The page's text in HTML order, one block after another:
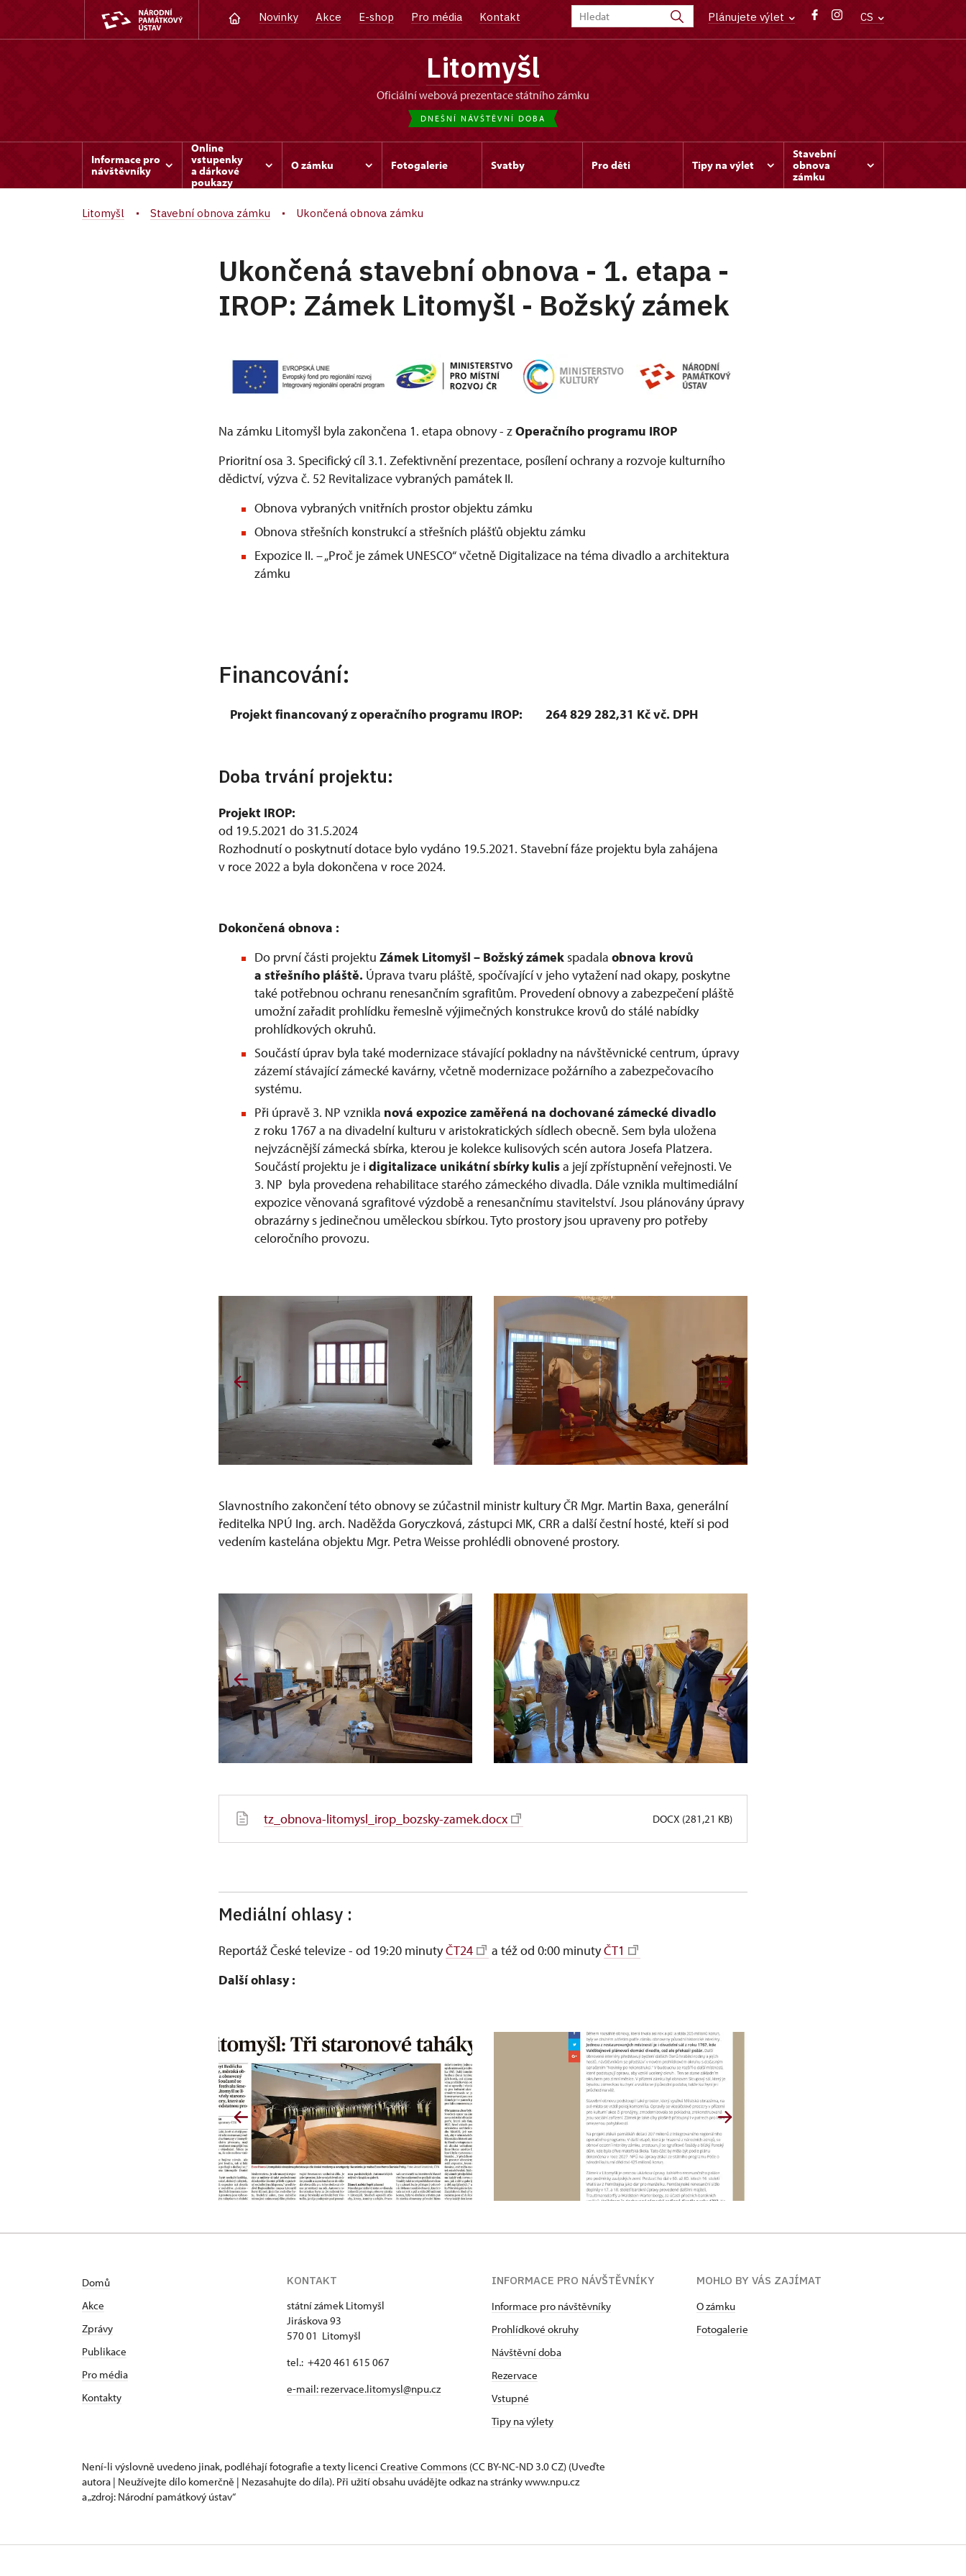
Novinky Akce E-shop Pro média Kontakt Plánujete výlet CS
Litomyšl
oficiální webová prezentace státního zámku
DNEŠNÍ NÁVŠTĚVNÍ DOBA
Informace pro
návštěvníky
Online
vstupenky
a dárkové
poukazy
O zámku Fotogalerie Svatby Pro děti Tipy na výlet
Stavební
obnova
zámku
Litomyšl Stavební obnova zámku Ukončená obnova zámku
Ukončená stavební obnova - 1. etapa -
IROP: Zámek Litomyšl - Božský zámek
Na zámku Litomyšl byla zakončena 1. etapa obnovy - zOperačního programu IROP
Prioritní osa 3. Specifický cíl 3.1. Zefektivnění prezentace, posílení ochrany a rozvoje kulturního
dědictví, výzva č. 52 Revitalizace vybraných památek II.
Obnova vybraných vnitřních prostor objektu zámku
Obnova střešních konstrukcí a střešních plášťů objektu zámku
Expozice II. – „Proč je zámek UNESCO“ včetně Digitalizace na téma divadlo a architektura
zámku
Financování:
Projekt financovaný z operačního programu IROP: 264 829 282,31 Kč vč. DPH
Doba trvání projektu:
Projekt IROP:
od 19.5.2021 do 31.5.2024
Rozhodnutí o poskytnutí dotace bylo vydáno 19.5.2021. Stavební fáze projektu byla zahájena
v roce 2022 a byla dokončena v roce 2024.
Dokončená obnova :
Do první části projektu Zámek Litomyšl – Božský zámekspadala obnova krovů
a střešního pláště. Úprava tvaru pláště, spočívající v jeho vytažení nad okapy, poskytne
také potřebnou ochranu renesančním sgrafitům. Provedení obnovy a zabezpečení pláště
umožní zařadit prohlídku řemeslně výjimečných konstrukce krovů do stálé nabídky
prohlídkových okruhů.
Součástí úprav byla také modernizace stávající pokladny na návštěvnické centrum, úpravy
zázemí stávající zámecké kavárny, včetně modernizace požárního a zabezpečovacího
systému.
Při úpravě 3. NP vznikla nová expozice zaměřená na dochované zámecké divadlo
z roku 1767 a na divadelní kulturu v aristokratických sídlech obecně. Sem byla uložena
nejvzácnější zámecká sbírka, kterou je kolekce kulisových scén autora Josefa Platzera.
Součástí projektu je i digitalizace unikátní sbírky kulisa její zpřístupnění veřejnosti. Ve
3. NP byla provedena rehabilitace starého zámeckého divadla. Dále vznikla multimediální
expozice věnovaná sgrafitové výzdobě a renesančnímu stavitelství. Jsou plánovány úpravy
obrazárny s jedinečnou uměleckou sbírkou. Tyto prostory jsou upraveny pro potřeby
celoročního provozu.
Slavnostního zakončení této obnovy se zúčastnil ministr kultury ČR Mgr. Martin Baxa, generální
ředitelka NPÚ Ing. arch. Naděžda Goryczková, zástupci MK, CRR a další čestní hosté, kteří si pod
vedením kastelána objektu Mgr. Petra Weisse prohlédli obnovené prostory.
tz_obnova-litomysl_irop_bozsky-zamek.docx DOCX (281,21 KB)
Mediální ohlasy :
Reportáž České televize - od 19:20 minutyČT24 a též od 0:00 minutyČT1
Další ohlasy :
Domů
Akce
Zprávy
Publikace
Pro média
Kontakty
KONTAKT
státní zámek Litomyšl
Jiráskova 93
570 01 Litomyšl
tel.: +420 461 615 067
e-mail: rezervace.litomysl@npu.cz
INFORMACE PRO NÁVŠTĚVNÍKY
Informace pro návštěvníky
Prohlídkové okruhy
Návštěvní doba
Rezervace
Vstupné
Tipy na výlety
MOHLO BY VÁS ZAJÍMAT
O zámku
Fotogalerie
Není-li výslovně uvedeno jinak, podléhají fotografie a texty licenci Creative Commons (CC BY-NC-ND 3.0 CZ) (Uveďte
autora | Neužívejte dílo komerčně | Nezasahujte do díla). Při užití obsahu uvádějte odkaz na stránky www.npu.cz
a „zdroj: Národní památkový ústav“